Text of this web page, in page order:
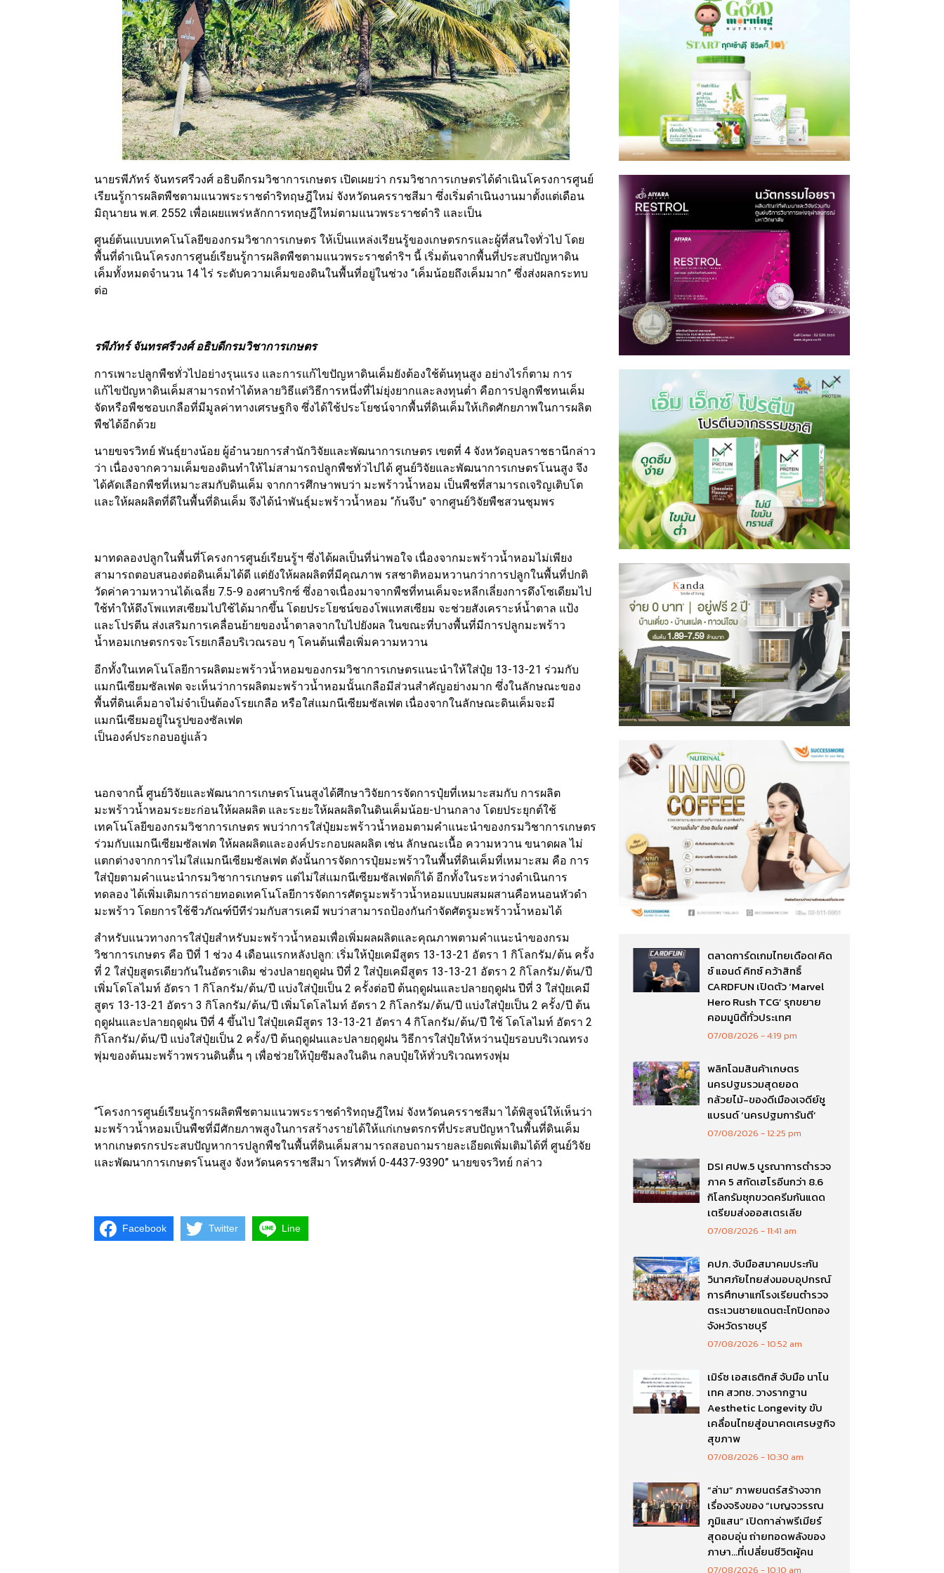
นายรพีภัทร์ จันทรศรีวงศ์ อธิบดีกรมวิชาการเกษตร เปิดเผยว่า กรมวิชาการเกษตรได้ดำเนินโครงการศูนย์
เรียนรู้การผลิตพืชตามแนวพระราชดำริทฤษฎีใหม่ จังหวัดนครราชสีมา ซึ่งเริ่มดำเนินงานมาตั้งแต่เดือน
มิถุนายน พ.ศ. 2552 เพื่อเผยแพร่หลักการทฤษฎีใหม่ตามแนวพระราชดำริ และเป็น
ศูนย์ต้นแบบเทคโนโลยีของกรมวิชาการเกษตร ให้เป็นแหล่งเรียนรู้ของเกษตรกรและผู้ที่สนใจทั่วไป โดย
พื้นที่ดำเนินโครงการศูนย์เรียนรู้การผลิตพืชตามแนวพระราชดำริฯ นี้ เริ่มต้นจากพื้นที่ประสบปัญหาดิน
เค็มทั้งหมดจำนวน 14 ไร่ ระดับความเค็มของดินในพื้นที่อยู่ในช่วง “เค็มน้อยถึงเค็มมาก” ซึ่งส่งผลกระทบ
ต่อ
รพีภัทร์ จันทรศรีวงศ์ อธิบดีกรมวิชาการเกษตร
การเพาะปลูกพืชทั่วไปอย่างรุนแรง และการแก้ไขปัญหาดินเค็มยังต้องใช้ต้นทุนสูง อย่างไรก็ตาม การ
แก้ไขปัญหาดินเค็มสามารถทำได้หลายวิธีแต่วิธีการหนึ่งที่ไม่ยุ่งยากและลงทุนต่ำ คือการปลูกพืชทนเค็ม
จัดหรือพืชชอบเกลือที่มีมูลค่าทางเศรษฐกิจ ซึ่งได้ใช้ประโยชน์จากพื้นที่ดินเค็มให้เกิดศักยภาพในการผลิต
พืชได้อีกด้วย
นายขจรวิทย์ พันธุ์ยางน้อย ผู้อำนวยการสำนักวิจัยและพัฒนาการเกษตร เขตที่ 4 จังหวัดอุบลราชธานีกล่าว
ว่า เนื่องจากความเค็มของดินทำให้ไม่สามารถปลูกพืชทั่วไปได้ ศูนย์วิจัยและพัฒนาการเกษตรโนนสูง จึง
ได้คัดเลือกพืชที่เหมาะสมกับดินเค็ม จากการศึกษาพบว่า มะพร้าวน้ำหอม เป็นพืชที่สามารถเจริญเติบโต
และให้ผลผลิตที่ดีในพื้นที่ดินเค็ม จึงได้นำพันธุ์มะพร้าวน้ำหอม “ก้นจีบ” จากศูนย์วิจัยพืชสวนชุมพร
มาทดลองปลูกในพื้นที่โครงการศูนย์เรียนรู้ฯ ซึ่งได้ผลเป็นที่น่าพอใจ เนื่องจากมะพร้าวน้ำหอมไม่เพียง
สามารถตอบสนองต่อดินเค็มได้ดี แต่ยังให้ผลผลิตที่มีคุณภาพ รสชาติหอมหวานกว่าการปลูกในพื้นที่ปกติ
วัดค่าความหวานได้เฉลี่ย 7.5-9 องศาบริกซ์ ซึ่งอาจเนื่องมาจากพืชที่ทนเค็มจะหลีกเลี่ยงการดึงโซเดียมไป
ใช้ทำให้ดึงโพแทสเซียมไปใช้ได้มากขึ้น โดยประโยชน์ของโพแทสเซียม จะช่วยสังเคราะห์น้ำตาล แป้ง
และโปรตีน ส่งเสริมการเคลื่อนย้ายของน้ำตาลจากใบไปยังผล ในขณะที่บางพื้นที่มีการปลูกมะพร้าว
น้ำหอมเกษตรกรจะโรยเกลือบริเวณรอบ ๆ โคนต้นเพื่อเพิ่มความหวาน
อีกทั้งในเทคโนโลยีการผลิตมะพร้าวน้ำหอมของกรมวิชาการเกษตรแนะนำให้ใส่ปุ๋ย 13-13-21 ร่วมกับ
แมกนีเซียมซัลเฟต จะเห็นว่าการผลิตมะพร้าวน้ำหอมนั้นเกลือมีส่วนสำคัญอย่างมาก ซึ่งในลักษณะของ
พื้นที่ดินเค็มอาจไม่จำเป็นต้องโรยเกลือ หรือใส่แมกนีเซียมซัลเฟต เนื่องจากในลักษณะดินเค็มจะมี
แมกนีเซียมอยู่ในรูปของซัลเฟต
เป็นองค์ประกอบอยู่แล้ว
นอกจากนี้ ศูนย์วิจัยและพัฒนาการเกษตรโนนสูงได้ศึกษาวิจัยการจัดการปุ๋ยที่เหมาะสมกับ การผลิต
มะพร้าวน้ำหอมระยะก่อนให้ผลผลิต และระยะให้ผลผลิตในดินเค็มน้อย-ปานกลาง โดยประยุกต์ใช้
เทคโนโลยีของกรมวิชาการเกษตร พบว่าการใส่ปุ๋ยมะพร้าวน้ำหอมตามคำแนะนำของกรมวิชาการเกษตร
ร่วมกับแมกนีเซียมซัลเฟต ให้ผลผลิตและองค์ประกอบผลผลิต เช่น ลักษณะเนื้อ ความหวาน ขนาดผล ไม่
แตกต่างจากการไม่ใส่แมกนีเซียมซัลเฟต ดังนั้นการจัดการปุ๋ยมะพร้าวในพื้นที่ดินเค็มที่เหมาะสม คือ การ
ใส่ปุ๋ยตามคำแนะนำกรมวิชาการเกษตร แต่ไม่ใส่แมกนีเซียมซัลเฟตก็ได้ อีกทั้งในระหว่างดำเนินการ
ทดลอง ได้เพิ่มเติมการถ่ายทอดเทคโนโลยีการจัดการศัตรูมะพร้าวน้ำหอมแบบผสมผสานคือหนอนหัวดำ
มะพร้าว โดยการใช้ชีวภัณฑ์บีทีร่วมกับสารเคมี พบว่าสามารถป้องกันกำจัดศัตรูมะพร้าวน้ำหอมได้
สำหรับแนวทางการใส่ปุ๋ยสำหรับมะพร้าวน้ำหอมเพื่อเพิ่มผลผลิตและคุณภาพตามคำแนะนำของกรม
วิชาการเกษตร คือ ปีที่ 1 ช่วง 4 เดือนแรกหลังปลูก: เริ่มให้ปุ๋ยเคมีสูตร 13-13-21 อัตรา 1 กิโลกรัม/ต้น ครั้ง
ที่ 2 ใส่ปุ๋ยสูตรเดียวกันในอัตราเดิม ช่วงปลายฤดูฝน ปีที่ 2 ใส่ปุ๋ยเคมีสูตร 13-13-21 อัตรา 2 กิโลกรัม/ต้น/ปี
เพิ่มโดโลไมท์ อัตรา 1 กิโลกรัม/ต้น/ปี แบ่งใส่ปุ๋ยเป็น 2 ครั้งต่อปี ต้นฤดูฝนและปลายฤดูฝน ปีที่ 3 ใส่ปุ๋ยเคมี
สูตร 13-13-21 อัตรา 3 กิโลกรัม/ต้น/ปี เพิ่มโดโลไมท์ อัตรา 2 กิโลกรัม/ต้น/ปี แบ่งใส่ปุ๋ยเป็น 2 ครั้ง/ปี ต้น
ฤดูฝนและปลายฤดูฝน ปีที่ 4 ขึ้นไป ใส่ปุ๋ยเคมีสูตร 13-13-21 อัตรา 4 กิโลกรัม/ต้น/ปี ใช้ โดโลไมท์ อัตรา 2
กิโลกรัม/ต้น/ปี แบ่งใส่ปุ๋ยเป็น 2 ครั้ง/ปี ต้นฤดูฝนและปลายฤดูฝน วิธีการใส่ปุ๋ยให้หว่านปุ๋ยรอบบริเวณทรง
พุ่มของต้นมะพร้าวพรวนดินตื้น ๆ เพื่อช่วยให้ปุ๋ยซึมลงในดิน กลบปุ๋ยให้ทั่วบริเวณทรงพุ่ม
“โครงการศูนย์เรียนรู้การผลิตพืชตามแนวพระราชดำริทฤษฎีใหม่ จังหวัดนครราชสีมา ได้พิสูจน์ให้เห็นว่า
มะพร้าวน้ำหอมเป็นพืชที่มีศักยภาพสูงในการสร้างรายได้ให้แก่เกษตรกรที่ประสบปัญหาในพื้นที่ดินเค็ม
หากเกษตรกรประสบปัญหาการปลูกพืชในพื้นที่ดินเค็มสามารถสอบถามรายละเอียดเพิ่มเติมได้ที่ ศูนย์วิจัย
และพัฒนาการเกษตรโนนสูง จังหวัดนครราชสีมา โทรศัพท์ 0-4437-9390” นายขจรวิทย์ กล่าว
Facebook Twitter Line
ตลาดการ์ดเกมไทยเดือด! คิด
ซ์ แอนด์ คิทซ์ คว้าสิทธิ์
CARDFUN เปิดตัว ‘Marvel
Hero Rush TCG’ รุกขยาย
คอมมูนิตี้ทั่วประเทศ
07/08/2026 4:19 pm
พลิกโฉมสินค้าเกษตร
นครปฐมรวมสุดยอด
กล้วยไม้-ของดีเมืองเจดีย์ชู
แบรนด์ ‘นครปฐมการันตี’
07/08/2026 12:25 pm
DSI ศปพ.5 บูรณาการตำรวจ
ภาค 5 สกัดเฮโรอีนกว่า 8.6
กิโลกรัมซุกขวดครีมกันแดด
เตรียมส่งออสเตรเลีย
07/08/2026 11:41 am
คปภ. จับมือสมาคมประกัน
วินาศภัยไทยส่งมอบอุปกรณ์
การศึกษาแก่โรงเรียนตำรวจ
ตระเวนชายแดนตะโกปิดทอง
จังหวัดราชบุรี
07/08/2026 10:52 am
เมิร์ซ เอสเธติกส์ จับมือ นาโน
เทค สวทช. วางรากฐาน
Aesthetic Longevity ขับ
เคลื่อนไทยสู่อนาคตเศรษฐกิจ
สุขภาพ
07/08/2026 10:30 am
“ล่าม” ภาพยนตร์สร้างจาก
เรื่องจริงของ “เบญจวรรณ
ภูมิแสน” เปิดกาล่าพรีเมียร์
สุดอบอุ่น ถ่ายทอดพลังของ
ภาษา…ที่เปลี่ยนชีวิตผู้คน
07/08/2026 10:10 am